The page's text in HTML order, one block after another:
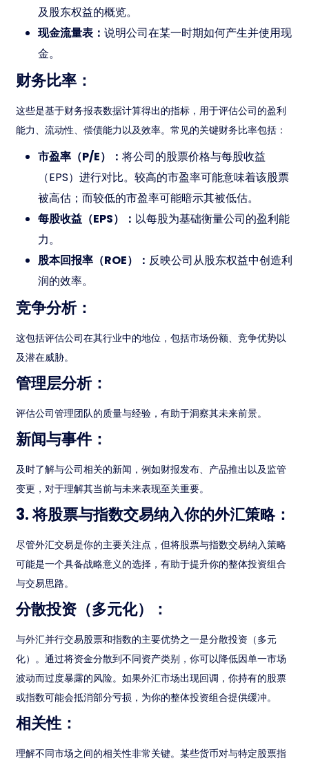
及股东权益的概览。
现金流量表：说明公司在某一时期如何产生并使用现
金。
财务比率：
这些是基于财务报表数据计算得出的指标，用于评估公司的盈利
能力、流动性、偿债能力以及效率。常见的关键财务比率包括：
市盈率（P/E）：将公司的股票价格与每股收益
（EPS）进行对比。较高的市盈率可能意味着该股票
被高估；而较低的市盈率可能暗示其被低估。
每股收益（EPS）： 以每股为基础衡量公司的盈利能
力。
股本回报率（ROE）：反映公司从股东权益中创造利
润的效率。
竞争分析：
这包括评估公司在其行业中的地位，包括市场份额、竞争优势以
及潜在威胁。
管理层分析：
评估公司管理团队的质量与经验，有助于洞察其未来前景。
新闻与事件：
及时了解与公司相关的新闻，例如财报发布、产品推出以及监管
变更，对于理解其当前与未来表现至关重要。
3. 将股票与指数交易纳入你的外汇策略：
尽管外汇交易是你的主要关注点，但将股票与指数交易纳入策略
可能是一个具备战略意义的选择，有助于提升你的整体投资组合
与交易思路。
分散投资（多元化）：
与外汇并行交易股票和指数的主要优势之一是分散投资（多元
化）。通过将资金分散到不同资产类别，你可以降低因单一市场
波动而过度暴露的风险。如果外汇市场出现回调，你持有的股票
或指数可能会抵消部分亏损，为你的整体投资组合提供缓冲。
相关性：
理解不同市场之间的相关性非常关键。某些货币对与特定股票指